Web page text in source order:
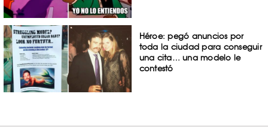
Héroe: pegó anuncios por
toda la ciudad para conseguir
una cita… una modelo le
contestó